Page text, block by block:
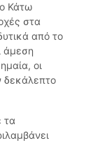
Κάτω
στα
από το
άμεση
οι
δεκάλεπτο
τα